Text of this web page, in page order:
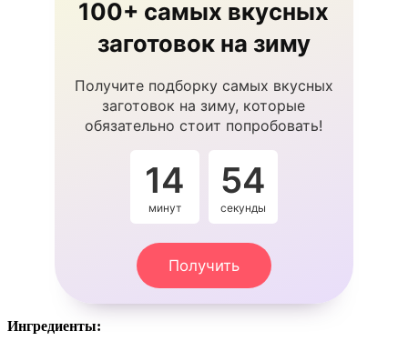
100+ самых вкусных
заготовок на зиму
Получите подборку самых вкусных
заготовок на зиму, которые
обязательно стоит попробовать!
14
минут
53
секунды
Получить
Ингредиенты: